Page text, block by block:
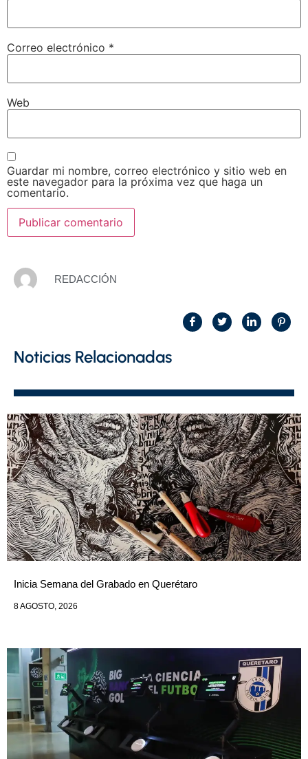
Correo electrónico *
Web
Guardar mi nombre, correo electrónico y sitio web en
este navegador para la próxima vez que haga un
comentario.
REDACCIÓN
Noticias Relacionadas
Inicia Semana del Grabado en Querétaro
8 AGOSTO, 2026